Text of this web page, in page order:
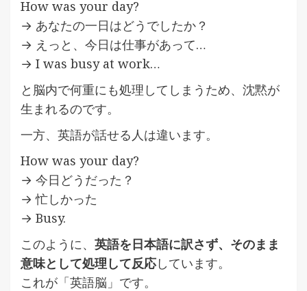
How was your day?
→ あなたの一日はどうでしたか？
→ えっと、今日は仕事があって…
→ I was busy at work…
と脳内で何重にも処理してしまうため、沈黙が
生まれるのです。
一方、英語が話せる人は違います。
How was your day?
→ 今日どうだった？
→ 忙しかった
→ Busy.
このように、 英語を日本語に訳さず、そのまま
意味として処理して反応しています。
これが「英語脳」です。